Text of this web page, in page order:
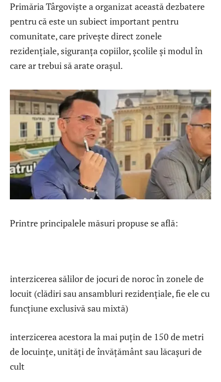
Primăria Târgoviște a organizat această dezbatere
pentru că este un subiect important pentru
comunitate, care privește direct zonele
rezidențiale, siguranța copiilor, școlile și modul în
care ar trebui să arate orașul.
Printre principalele măsuri propuse se află:
interzicerea sălilor de jocuri de noroc în zonele de
locuit (clădiri sau ansambluri rezidențiale, fie ele cu
funcțiune exclusivă sau mixtă)
interzicerea acestora la mai puțin de 150 de metri
de locuințe, unități de învățământ sau lăcașuri de
cult